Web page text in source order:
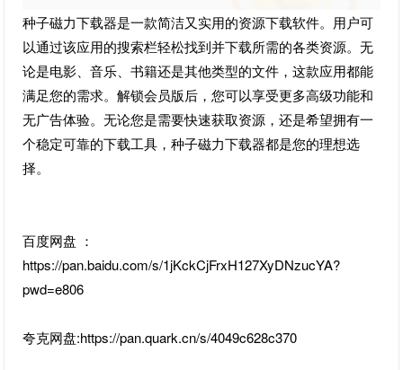
种子磁力下载器是一款简洁又实用的资源下载软件。用户可
以通过该应用的搜索栏轻松找到并下载所需的各类资源。无
论是电影、音乐、书籍还是其他类型的文件，这款应用都能
满足您的需求。解锁会员版后，您可以享受更多高级功能和
无广告体验。无论您是需要快速获取资源，还是希望拥有一
个稳定可靠的下载工具，种子磁力下载器都是您的理想选
择。
百度网盘 ：
https://pan.baidu.com/s/1jKckCjFrxH127XyDNzucYA?
pwd=e806
夸克网盘:https://pan.quark.cn/s/4049c628c370